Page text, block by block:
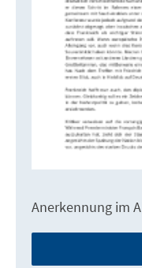
Anerkennung im